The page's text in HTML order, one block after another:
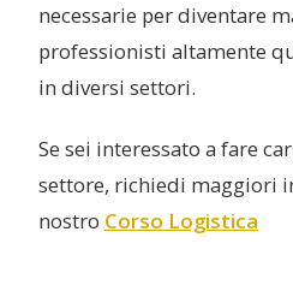
necessarie per diventare
professionisti altamente
in diversi settori.
Se sei interessato a fare
settore, richiedi maggiori
nostro Corso Logistica